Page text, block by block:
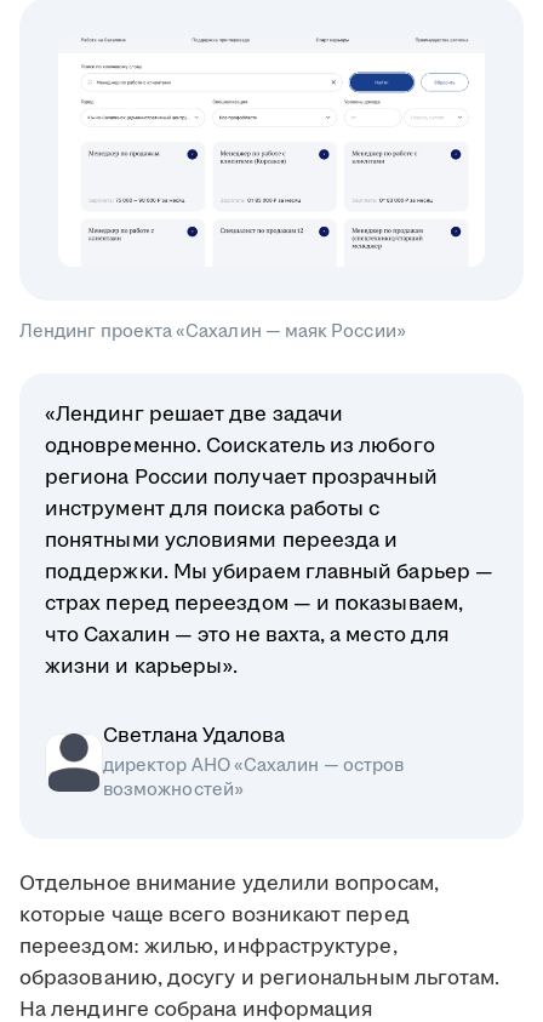
Лендинг проекта «Сахалин — маяк России»
«Лендинг решает две задачи
одновременно. Соискатель из любого
региона России получает прозрачный
инструмент для поиска работы с
понятными условиями переезда и
поддержки. Мы убираем главный барьер —
страх перед переездом — и показываем,
что Сахалин — это не вахта, а место для
жизни и карьеры».
Светлана Удалова
директор АНО «Сахалин — остров
возможностей»
Отдельное внимание уделили вопросам,
которые чаще всего возникают перед
переездом: жилью, инфраструктуре,
образованию, досугу и региональным льготам.
На лендинге собрана информация